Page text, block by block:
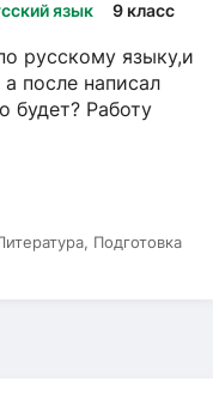
язык 9 класс
русскому языку,и
после написал
будет? Работу
Подготовка